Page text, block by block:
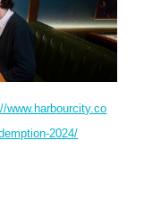
www.harbourcity.co
2024/